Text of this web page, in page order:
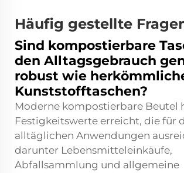
Häufig gestellte
Sind kompostierbare
den Alltagsgebrauch
robust wie
Kunststofftaschen?
Moderne kompostierbare Beutel
Festigkeitswerte erreicht, die für
alltäglichen Anwendungen
darunter Lebensmitteleinkäufe,
Abfallsammlung und allgemeine